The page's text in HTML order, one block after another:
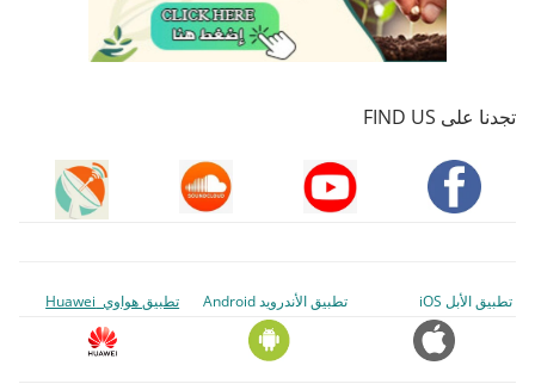
تجدنا على FIND US
تطبيق الأبل iOS تطبيق الأندرويد Android تطبيق هواوي Huawei